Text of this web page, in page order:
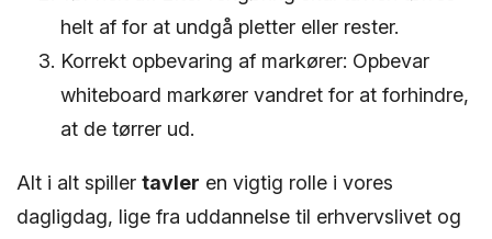
helt af for at undgå pletter eller rester.
Korrekt opbevaring af markører: Opbevar
whiteboard markører vandret for at forhindre,
at de tørrer ud.
Alt i alt spiller tavler en vigtig rolle i vores
dagligdag, lige fra uddannelse til erhvervslivet og